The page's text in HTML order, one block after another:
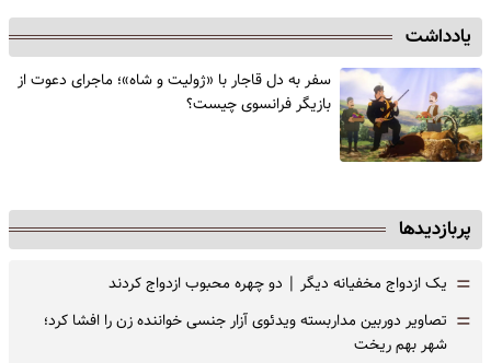
یادداشت
سفر به دل قاجار با «ژولیت و شاه»؛ ماجرای دعوت از
‌بازیگر فرانسوی چیست؟
پربازدیدها
= یک ازدواج مخفیانه دیگر | دو چهره محبوب ازدواج کردند
= تصاویر دوربین مداربسته ویدئوی آزار جنسی خواننده زن را افشا کرد؛
شهر بهم ریخت